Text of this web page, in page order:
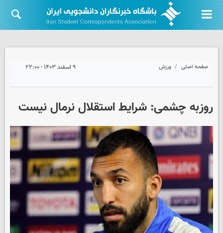
صفحه اصلی ورزش ۹ اسفند ۱۴۰۳ - ۲۲:۰۰
روزبه چشمی: شرایط استقلال نرمال نیست